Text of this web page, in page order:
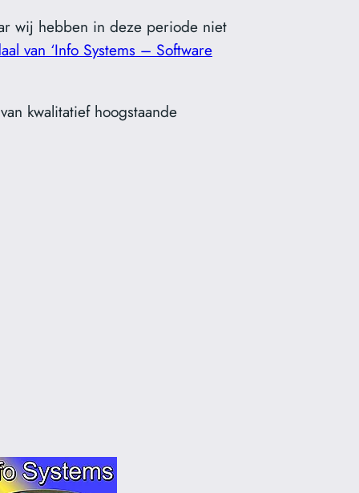
wij hebben in deze periode niet
van ‘Info Systems – Software
kwalitatief hoogstaande